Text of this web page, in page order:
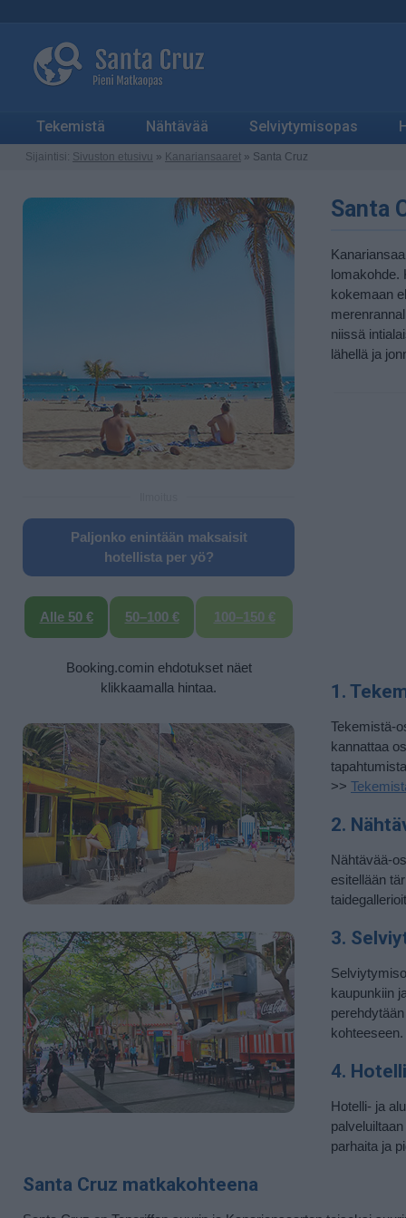
Tekemistä Nähtävää Selviytymisopas
Sijaintisi: Sivuston etusivu » Kanariansaaret » Santa Cruz
Paljonko enintään maksaisit
hotellista per yö?
Alle 50 € 50–100 € 100–150 €
Booking.comin ehdotukset näet
klikkaamalla hintaa.
Santa
lomakohde.
kokemaan
niissä
lähellä ja
1.
Tekemistä-
kannattaa
>>
2.
Nähtävää-
esitellään
3.
kaupunkiin
kohteeseen.
4.
Hotelli- ja
parhaita ja
Santa Cruz matkakohteena